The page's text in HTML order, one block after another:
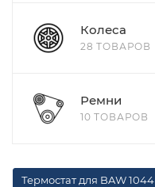
Колеса
28 ТОВАРОВ
Ремни
10 ТОВАРОВ
Термостат для BAW 1044